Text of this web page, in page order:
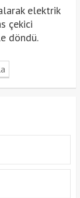
elektrik
çekici
döndü.